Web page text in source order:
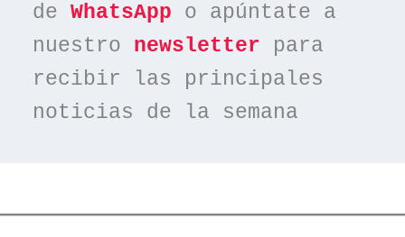
de WhatsApp o apúntate a
nuestro newsletter para
recibir las principales
noticias de la semana